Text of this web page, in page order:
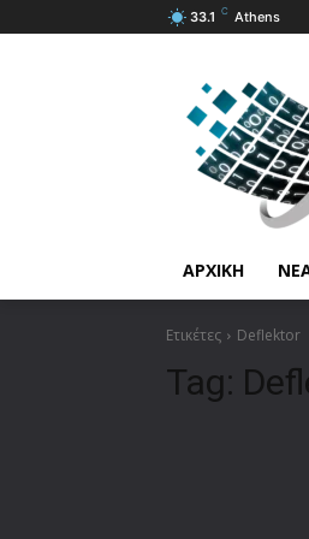
33.1 C Athens
ΑΡΧΙΚΗ
Ετικέτες Deflektor
Tag: